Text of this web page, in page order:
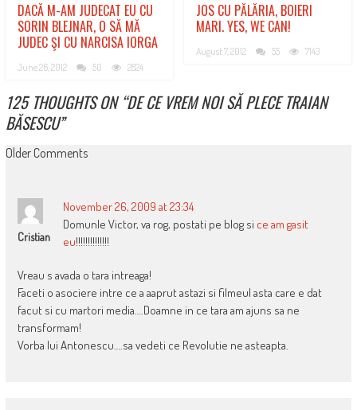
DACĂ M-AM JUDECAT EU CU
SORIN BLEJNAR, O SĂ MĂ
JUDEC ŞI CU NARCISA IORGA
June 26, 2012 50 2824
JOS CU PĂLĂRIA, BOIERI
MARI. YES, WE CAN!
August 7, 2012 55 7143
125 THOUGHTS ON “DE CE VREM NOI SĂ PLECE TRAIAN
BĂSESCU”
COMMENT
Older Comments
Cristian
November 26, 2009 at 23:34
Domunle Victor, va rog, postati pe blog si ce am gasit
eu!!!!!!!!!!!!!!
Vreau s avada o tara intreaga!
Faceti o asociere intre ce a aaprut astazi si filmeul asta care e dat
facut si cu martori media….Doamne in ce tara am ajuns sa ne
transformam!
Vorba lui Antonescu….sa vedeti ce Revolutie ne asteapta.